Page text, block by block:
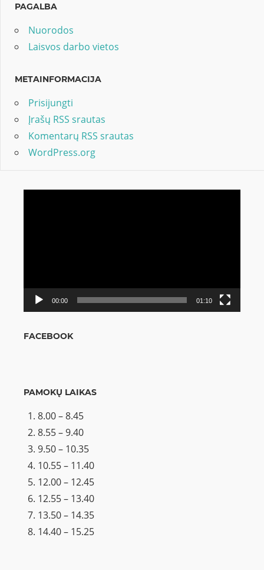
PAGALBA
Nuorodos
Laisvos darbo vietos
METAINFORMACIJA
Prisijungti
Įrašų RSS srautas
Komentarų RSS srautas
WordPress.org
00:00 01:10
FACEBOOK
PAMOKŲ LAIKAS
8.00 – 8.45
8.55 – 9.40
9.50 – 10.35
10.55 – 11.40
12.00 – 12.45
12.55 – 13.40
13.50 – 14.35
14.40 – 15.25